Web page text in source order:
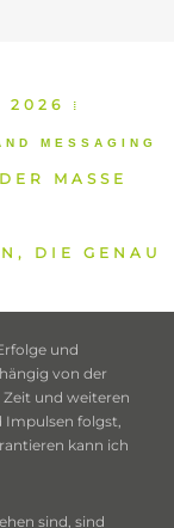
2026 ⁞
MESSAGING
MASSE
DIE GENAU
und
von der
und weiteren
folgst,
kann ich
sind, sind